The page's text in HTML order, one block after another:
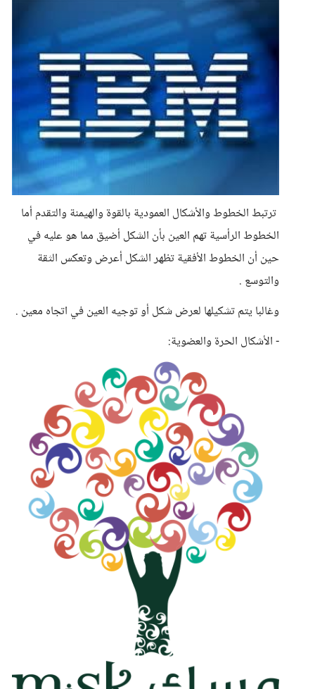
ترتبط الخطوط والأشكال العمودية بالقوة والهيمنة والتقدم أما
الخطوط الرأسية تهم العين بأن الشكل أضيق مما هو عليه في
حين أن الخطوط الأفقية تظهر الشكل أعرض وتعكس الثقة
والتوسع .
وغالبا يتم تشكيلها لعرض شكل أو توجيه العين في اتجاه معين .
- الأشكال الحرة والعضوية: